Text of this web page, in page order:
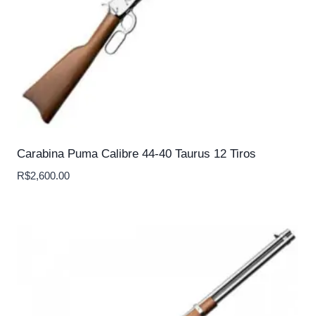
Carabina Puma Calibre 44-40 Taurus 12 Tiros
R$2,600.00